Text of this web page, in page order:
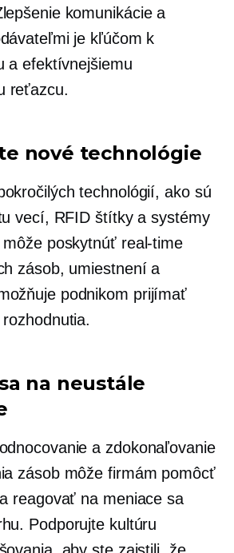
komunikácie a
je kľúčom k
a efektívnejšiemu
reťazcu.
nové technológie
technológií, ako sú
vecí, RFID štítky a systémy
poskytnúť real-time
zásob, umiestnení a
podnikom prijímať
na neustále
a zdokonaľovanie
zásob môže firmám pomôcť
reagovať na meniace sa
Podporujte kultúru